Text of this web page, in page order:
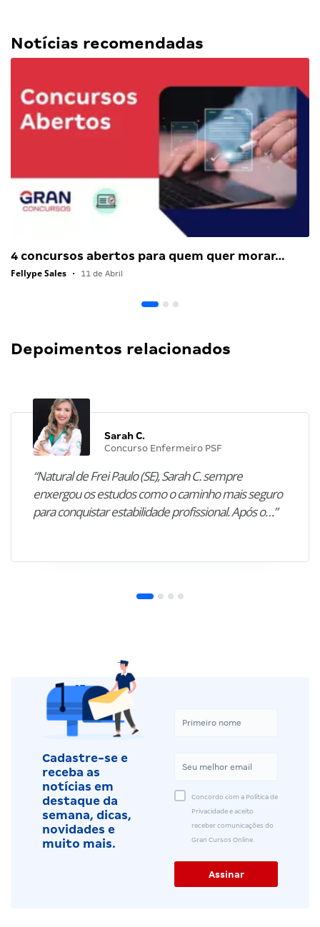
Notícias recomendadas
4 concursos abertos para quem quer morar…
Fellype Sales • 11 de Abril
Depoimentos relacionados
Sarah C.
Concurso Enfermeiro PSF
“Natural de Frei Paulo (SE), Sarah C. sempre
enxergou os estudos como o caminho mais seguro
para conquistar estabilidade profissional. Após o…”
Cadastre-se e
receba as
notícias em
destaque da
semana, dicas,
novidades e
muito mais.
Concordo com a Política de
Privacidade e aceito
receber comunicações do
Gran Cursos Online.